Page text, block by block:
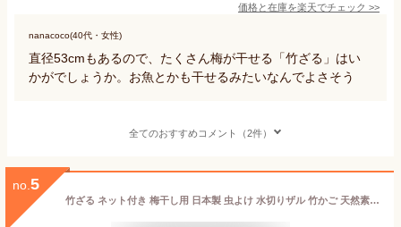
価格と在庫を楽天でチェック >>
nanacoco(40代・女性)
直径53cmもあるので、たくさん梅が干せる「竹ざる」はい
かがでしょうか。お魚とかも干せるみたいなんでよさそう
全てのおすすめコメント（2件）
no. 5
竹ざる ネット付き 梅干し用 日本製 虫よけ 水切りザル 竹かご 天然素材 多機能 上品 30cm 台所 キッチン用